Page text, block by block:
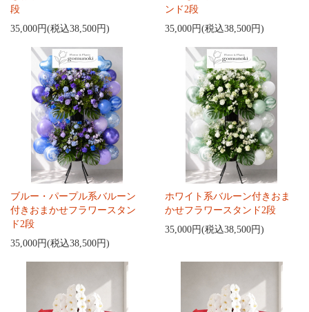
段
35,000円(税込38,500円)
ンド2段
35,000円(税込38,500円)
ブルー・パープル系バルーン
付きおまかせフラワースタン
ド2段
35,000円(税込38,500円)
ホワイト系バルーン付きおま
かせフラワースタンド2段
35,000円(税込38,500円)